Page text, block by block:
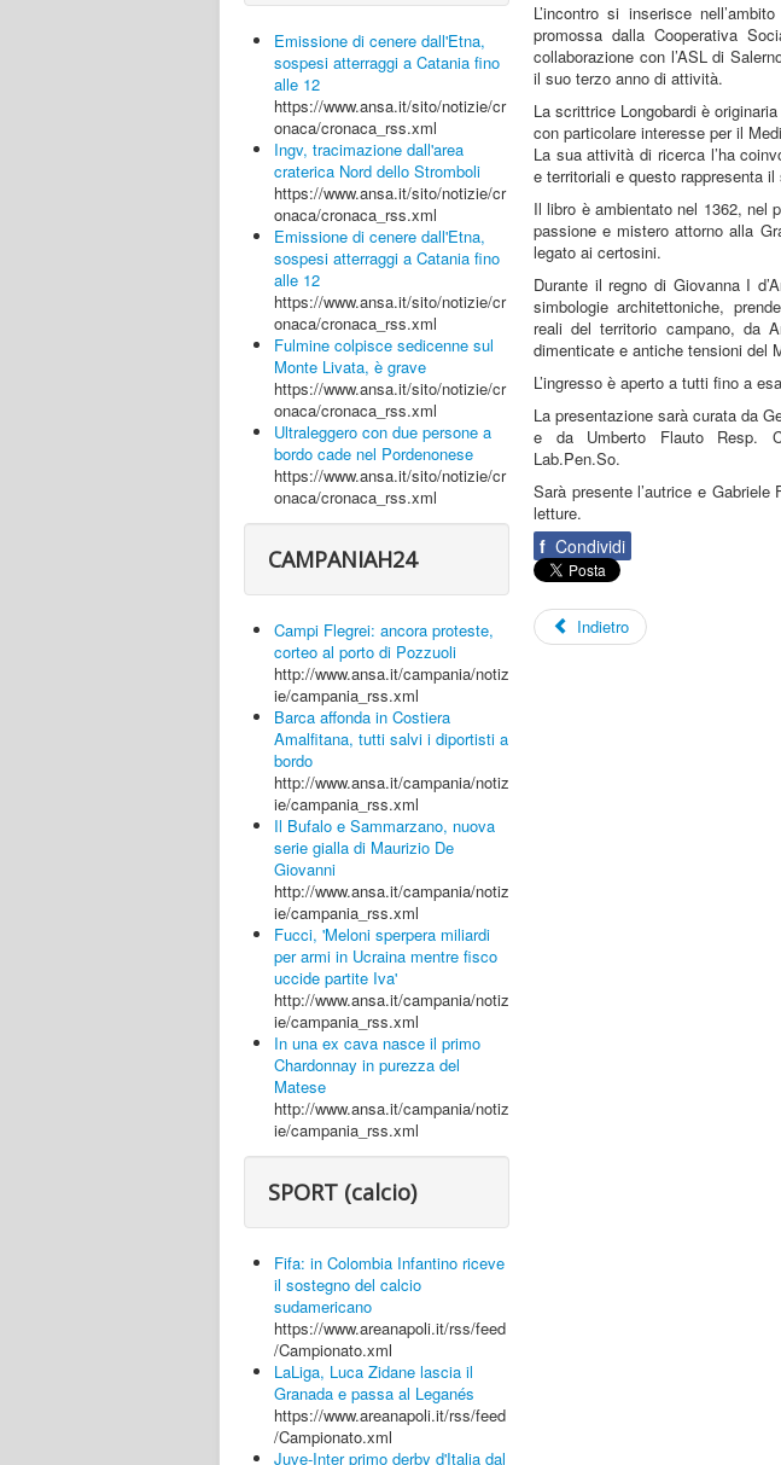
Emissione di cenere dall'Etna,
sospesi atterraggi a Catania fino
alle 12
https://www.ansa.it/sito/notizie/cr
onaca/cronaca_rss.xml
Ingv, tracimazione dall'area
craterica Nord dello Stromboli
https://www.ansa.it/sito/notizie/cr
onaca/cronaca_rss.xml
Emissione di cenere dall'Etna,
sospesi atterraggi a Catania fino
alle 12
https://www.ansa.it/sito/notizie/cr
onaca/cronaca_rss.xml
Fulmine colpisce sedicenne sul
Monte Livata, è grave
https://www.ansa.it/sito/notizie/cr
onaca/cronaca_rss.xml
Ultraleggero con due persone a
bordo cade nel Pordenonese
https://www.ansa.it/sito/notizie/cr
onaca/cronaca_rss.xml
CAMPANIAH24
Campi Flegrei: ancora proteste,
corteo al porto di Pozzuoli
http://www.ansa.it/campania/notiz
ie/campania_rss.xml
Barca affonda in Costiera
Amalfitana, tutti salvi i diportisti a
bordo
http://www.ansa.it/campania/notiz
ie/campania_rss.xml
Il Bufalo e Sammarzano, nuova
serie gialla di Maurizio De
Giovanni
http://www.ansa.it/campania/notiz
ie/campania_rss.xml
Fucci, 'Meloni sperpera miliardi
per armi in Ucraina mentre fisco
uccide partite Iva'
http://www.ansa.it/campania/notiz
ie/campania_rss.xml
In una ex cava nasce il primo
Chardonnay in purezza del
Matese
http://www.ansa.it/campania/notiz
ie/campania_rss.xml
SPORT (calcio)
Fifa: in Colombia Infantino riceve
il sostegno del calcio
sudamericano
https://www.areanapoli.it/rss/feed
/Campionato.xml
LaLiga, Luca Zidane lascia il
Granada e passa al Leganés
https://www.areanapoli.it/rss/feed
/Campionato.xml
Juve-Inter primo derby d'Italia dal
L’incontro si inserisce
promossa dalla Cooperativa
collaborazione con l’ASL di
il suo terzo anno di attività.
La scrittrice Longobardi è
con particolare interesse per il
La sua attività di ricerca l’ha
e territoriali e questo rappresenta
Il libro è ambientato nel 1362, nel
passione e mistero attorno alla
legato ai certosini.
Durante il regno di Giovanna I
simbologie architettoniche,
reali del territorio campano, da
dimenticate e antiche tensioni del
L’ingresso è aperto a tutti fino a
La presentazione sarà curata da
e da Umberto Flauto Resp.
Lab.Pen.So.
Sarà presente l’autrice e
letture.
f Condividi
Indietro